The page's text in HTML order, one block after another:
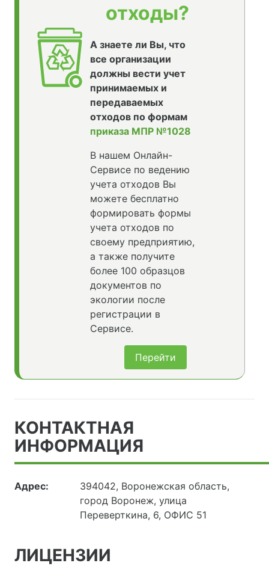
отходы?
А знаете ли Вы, что
все организации
должны вести учет
принимаемых и
передаваемых
отходов по формам
приказа МПР №1028
В нашем Онлайн-
Сервисе по ведению
учета отходов Вы
можете бесплатно
формировать формы
учета отходов по
своему предприятию,
а также получите
более 100 образцов
документов по
экологии после
регистрации в
Сервисе.
Перейти
КОНТАКТНАЯ
ИНФОРМАЦИЯ
Адрес:
394042, Воронежская область,
город Воронеж, улица
Переверткина, 6, ОФИС 51
ЛИЦЕНЗИИ